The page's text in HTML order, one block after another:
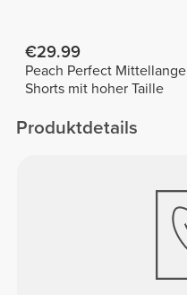
€29.99
Peach Perfect Mittellange
Shorts mit hoher Taille
Produktdetails